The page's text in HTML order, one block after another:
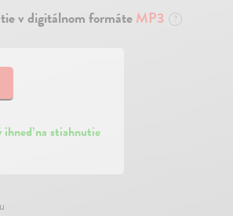
v digitálnom formáteMP3 ?
na stiahnutie